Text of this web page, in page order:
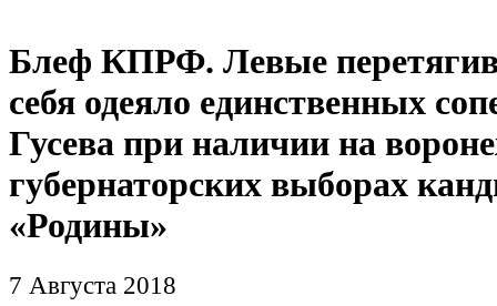
Блеф КПРФ. Левые
себя одеяло единственных
Гусева при наличии на
губернаторских выборах
«Родины»
7 Августа 2018